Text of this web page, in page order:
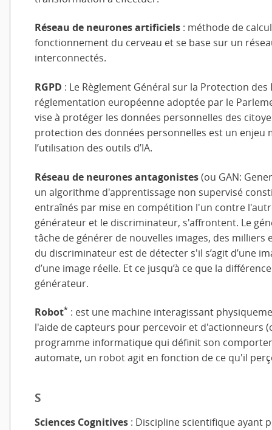
Réseau de neurones artificiels : méthode de
fonctionnement du cerveau et se base sur un
interconnectés.
RGPD : Le Règlement Général sur la Protection des
réglementation européenne adoptée par le
vise à protéger les données personnelles des
protection des données personnelles est un enjeu
l’utilisation des outils d’IA.
Réseau de neurones antagonistes (ou GAN:
un algorithme d'apprentissage non supervisé
entraînés par mise en compétition l'un contre
générateur et le discriminateur, s'affrontent. Le
tâche de générer de nouvelles images, des milliers
du discriminateur est de détecter s'il s’agit d’une
d’une image réelle. Et ce jusqu’à ce que la
générateur.
Robot* : est une machine interagissant
l'aide de capteurs pour percevoir et d'actionneurs
programme informatique qui définit son
automate, un robot agit en fonction de ce qu'il
S
Sciences Cognitives : Discipline scientifique ayant